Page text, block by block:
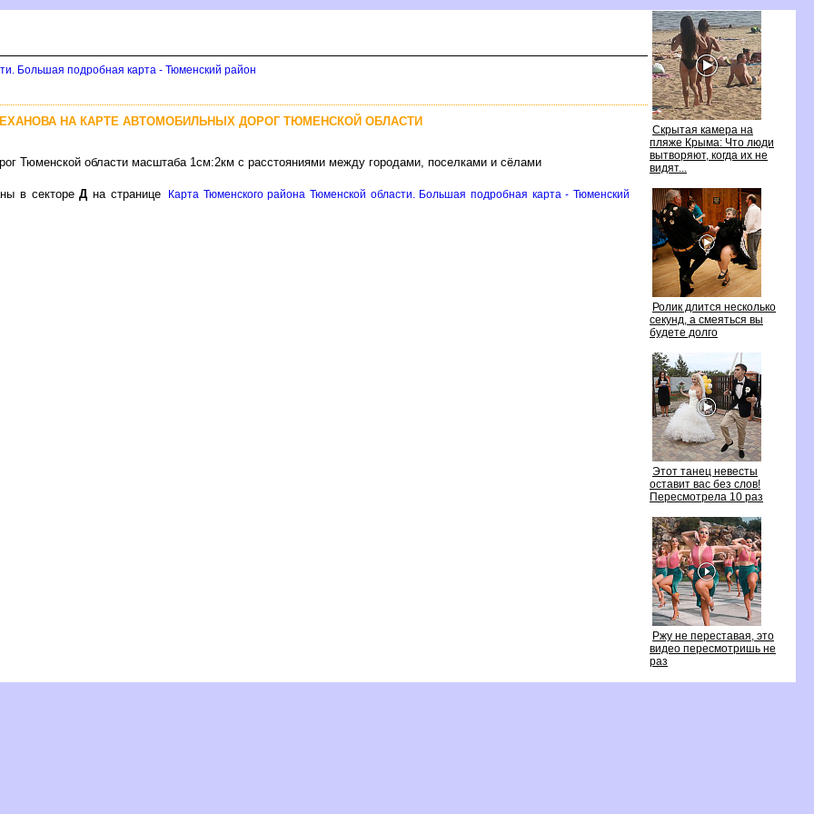
Скрытая камера на
пляже Крыма: Что люди
ытворяют, когда их не
идят...
Ролик длится несколько
секунд, а смеяться вы
удете долго
Этот танец невесты
оставит вас без слов!
Пересмотрела 10 раз
Ржу не переставая, это
идео пересмотришь не
раз
Большая подробная карта - Тюменский район
НА КАРТЕ АВТОМОБИЛЬНЫХ ДОРОГ ТЮМЕНСКОЙ ОБЛАСТИ
Тюменской области масштаба 1см:2км с расстояниями между городами, поселками и сёлами
в сектореД на странице
Карта Тюменского района Тюменской области. Большая подробная карта - Тюменский